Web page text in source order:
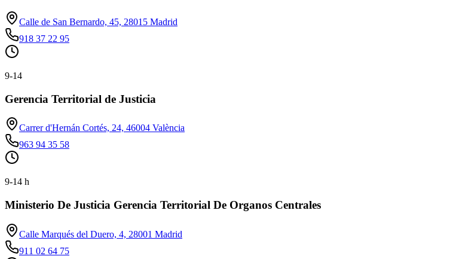
Calle de San Bernardo, 45, 28015 Madrid
918 37 22 95
9-14
Gerencia Territorial de Justicia
Carrer d'Hernán Cortés, 24, 46004 València
963 94 35 58
9-14 h
Ministerio De Justicia Gerencia Territorial De Organos Centrales
Calle Marqués del Duero, 4, 28001 Madrid
911 02 64 75